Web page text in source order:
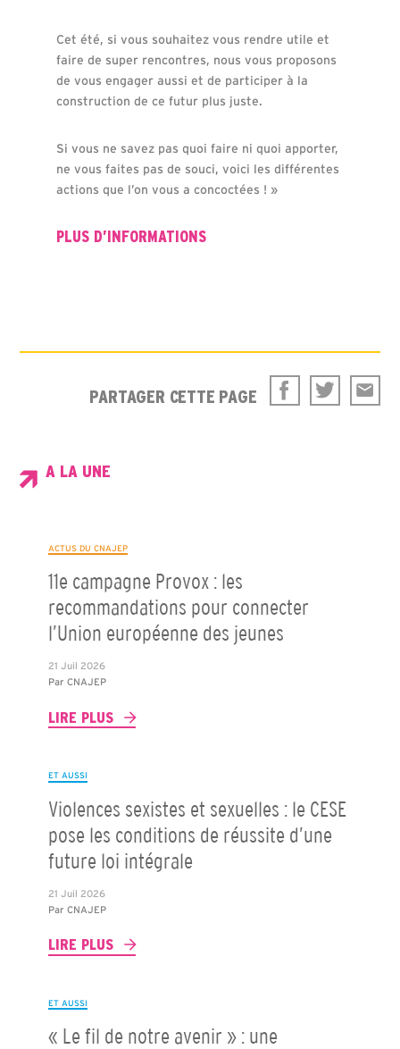
Cet été, si vous souhaitez vous rendre utile et
faire de super rencontres, nous vous proposons
de vous engager aussi et de participer à la
construction de ce futur plus juste.
Si vous ne savez pas quoi faire ni quoi apporter,
ne vous faites pas de souci, voici les différentes
actions que l’on vous a concoctées ! »
PLUS D’INFORMATIONS
PARTAGER CETTE PAGE
A LA UNE
ACTUS DU CNAJEP
11e campagne Provox : les
recommandations pour connecter
l’Union européenne des jeunes
21 Juil 2026
Par CNAJEP
LIRE PLUS
ET AUSSI
Violences sexistes et sexuelles : le CESE
pose les conditions de réussite d’une
future loi intégrale
21 Juil 2026
Par CNAJEP
LIRE PLUS
ET AUSSI
« Le fil de notre avenir » : une